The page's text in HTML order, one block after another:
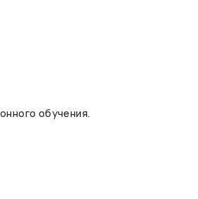
обучения.